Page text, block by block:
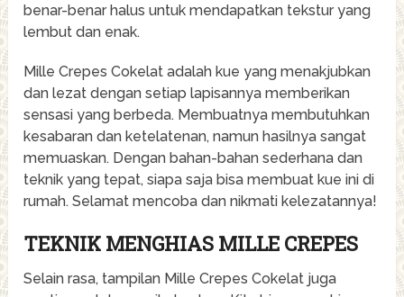
benar-benar halus untuk mendapatkan tekstur yang
lembut dan enak.
Mille Crepes Cokelat adalah kue yang menakjubkan
dan lezat dengan setiap lapisannya memberikan
sensasi yang berbeda. Membuatnya membutuhkan
kesabaran dan ketelatenan, namun hasilnya sangat
memuaskan. Dengan bahan-bahan sederhana dan
teknik yang tepat, siapa saja bisa membuat kue ini di
rumah. Selamat mencoba dan nikmati kelezatannya!
TEKNIK MENGHIAS MILLE CREPES
Selain rasa, tampilan Mille Crepes Cokelat juga